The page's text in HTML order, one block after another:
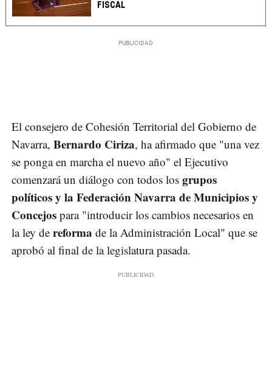
FISCAL
El consejero de Cohesión Territorial del Gobierno de
Navarra, Bernardo Ciriza, ha afirmado que "una vez
se ponga en marcha el nuevo año" el Ejecutivo
comenzará un diálogo con todos los grupos
políticos y la Federación Navarra de Municipios y
Concejos para "introducir los cambios necesarios en
la ley de reforma de la Administración Local" que se
aprobó al final de la legislatura pasada.